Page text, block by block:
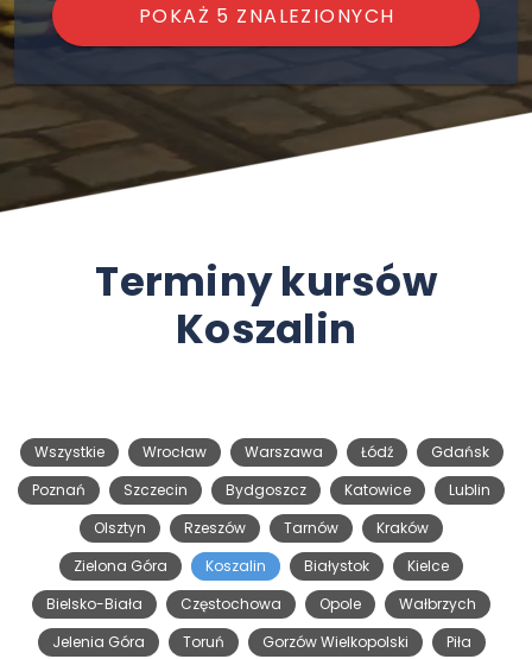
POKAŻ 5 ZNALEZIONYCH
Terminy kursów
Koszalin
Wszystkie Wrocław Warszawa Łódź
Gdańsk
Poznań
Szczecin Bydgoszcz Katowice
Lublin
Olsztyn
Rzeszów Tarnów
Kraków
Zielona Góra
Koszalin Białystok
Kielce
Bielsko-Biała
Częstochowa Opole
Wałbrzych
Jelenia Góra
Toruń Gorzów Wielkopolski
Piła